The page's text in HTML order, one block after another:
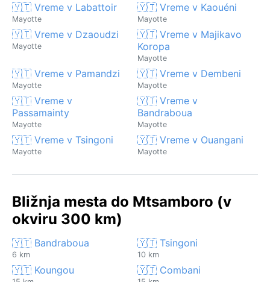
🇾🇹 Vreme v Labattoir
Mayotte
🇾🇹 Vreme v Kaouéni
Mayotte
🇾🇹 Vreme v Dzaoudzi
Mayotte
🇾🇹 Vreme v Majikavo
Koropa
Mayotte
🇾🇹 Vreme v Pamandzi
Mayotte
🇾🇹 Vreme v Dembeni
Mayotte
🇾🇹 Vreme v
Passamainty
Mayotte
🇾🇹 Vreme v
Bandraboua
Mayotte
🇾🇹 Vreme v Tsingoni
Mayotte
🇾🇹 Vreme v Ouangani
Mayotte
Bližnja mesta do Mtsamboro (v
okviru 300 km)
🇾🇹 Bandraboua
6 km
🇾🇹 Tsingoni
10 km
🇾🇹 Koungou 🇾🇹 Combani